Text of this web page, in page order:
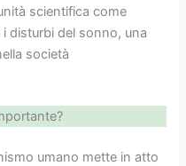
scientifica come
disturbi del sonno, una
società
umano mette in atto